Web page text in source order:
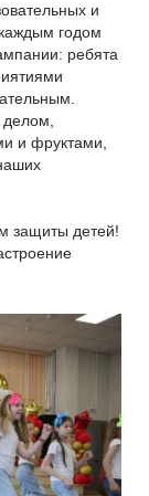
и
годом
ребята
и фруктами,
защиты детей!